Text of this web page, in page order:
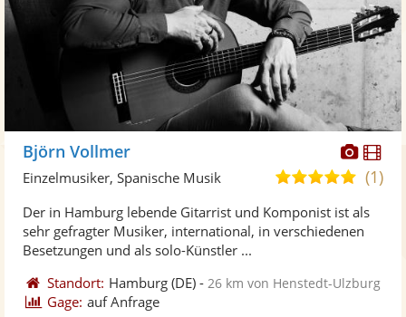
Fotos
Björn Vollmer
5,0
5
(1)
Einzelmusiker, Spanische Musik
Der in Hamburg lebende Gitarrist und Komponist ist als
sehr gefragter Musiker, international, in verschiedenen
Besetzungen und als solo-Künstler ...
Standort: Hamburg (DE) - 26 km von Henstedt-Ulzburg
Gage: auf Anfrage